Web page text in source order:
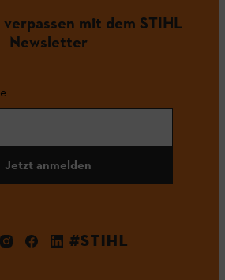
mit dem STIHL
Newsletter
Jetzt anmelden
#STIHL